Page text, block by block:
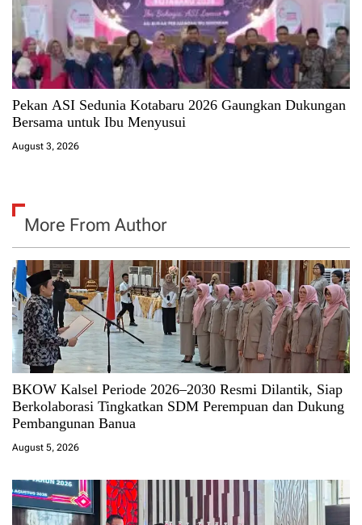
Pekan ASI Sedunia Kotabaru 2026 Gaungkan Dukungan
Bersama untuk Ibu Menyusui
August 3, 2026
More From Author
BKOW Kalsel Periode 2026–2030 Resmi Dilantik, Siap
Berkolaborasi Tingkatkan SDM Perempuan dan Dukung
Pembangunan Banua
August 5, 2026